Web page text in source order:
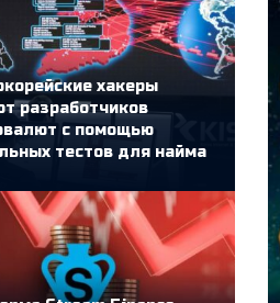
хакеры
разработчиков
с помощью
тестов для найма